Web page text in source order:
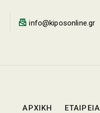
info@kiposonline.gr
ΑΡΧΙΚΗ ΕΤΑΙΡΕΙΑ